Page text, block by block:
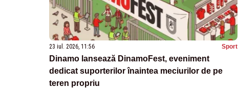
23 iul. 2026, 11:56 Sport
Dinamo lansează DinamoFest, eveniment
dedicat suporterilor înaintea meciurilor de pe
teren propriu